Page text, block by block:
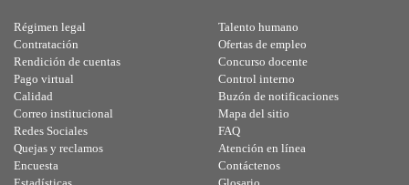
Régimen legal
Contratación
Rendición de cuentas
Pago virtual
Calidad
Talento humano
Ofertas de empleo
Concurso docente
Control interno
Buzón de notificaciones
Correo institucional
Redes Sociales
Quejas y reclamos
Encuesta
Mapa del sitio
FAQ
Atención en línea
Contáctenos